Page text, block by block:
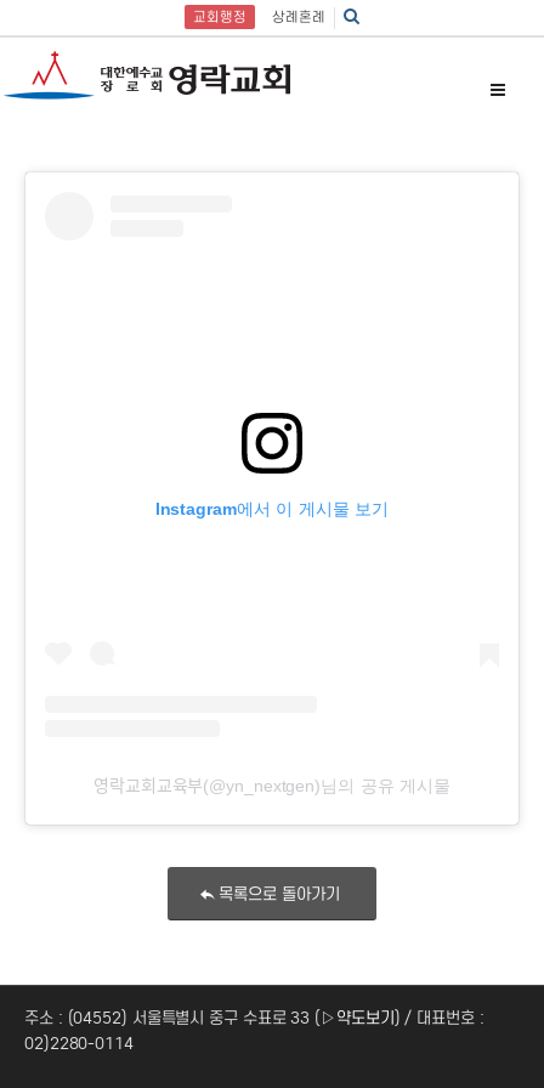
교회행정 상례혼례
Instagram에서 이 게시물 보기
영락교회교육부(@yn_nextgen)님의 공유 게시물
목록으로 돌아가기
주소 : (04552) 서울특별시 중구 수표로 33 (▷약도보기) / 대표번호 :
02)2280-0114